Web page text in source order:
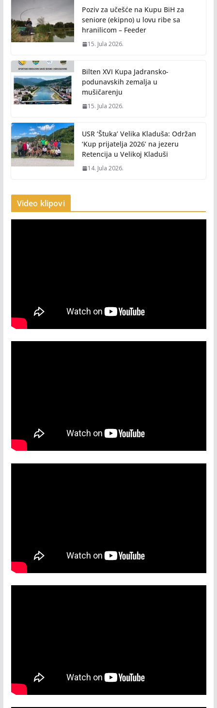
Poziv za učešće na Kupu BiH za
seniore (ekipno) u lovu ribe sa
hranilicom – Feeder
15. Jula 2026.
Bilten XVI Kupa Jadransko-
podunavskih zemalja u
mušičarenju
15. Jula 2026.
USR ‘Štuka’ Velika Kladuša: Održan
‘Kup prijatelja 2026’ na jezeru
Retencija u Velikoj Kladuši
14. Jula 2026.
Video klipovi